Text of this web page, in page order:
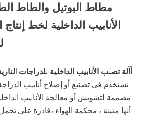
مطاط البوتيل والطاط
الأنابيب الداخلية لخط إنتاج
آلة تصلب الأنابيب الداخلية للدراجات
تستخدم في تصنيع أو إصلاح أنابيب
مصممة لتشويش أو معالجة الأنابيب
أنها متينة ، محكمة الهواء ،قادرة على